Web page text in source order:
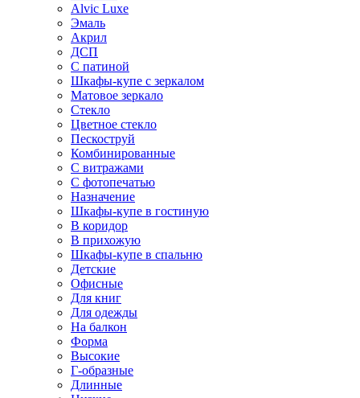
Alvic Luxe
Эмаль
Акрил
ДСП
С патиной
Шкафы-купе с зеркалом
Матовое зеркало
Стекло
Цветное стекло
Пескоструй
Комбинированные
С витражами
С фотопечатью
Назначение
Шкафы-купе в гостиную
В коридор
В прихожую
Шкафы-купе в спальню
Детские
Офисные
Для книг
Для одежды
На балкон
Форма
Высокие
Г-образные
Длинные